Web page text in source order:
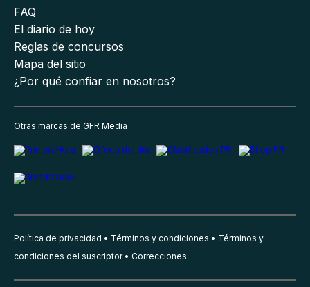
FAQ
El diario de hoy
Reglas de concursos
Mapa del sitio
¿Por qué confiar en nosotros?
Otras marcas de GFR Media
Política de privacidad Términos y condiciones
Términos y
condiciones del suscriptor
Correcciones